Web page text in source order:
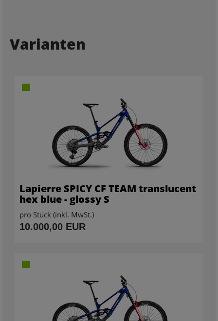
Varianten
Lapierre SPICY CF TEAM translucent
hex blue - glossy S
pro Stück (inkl. MwSt.)
10.000,00 EUR